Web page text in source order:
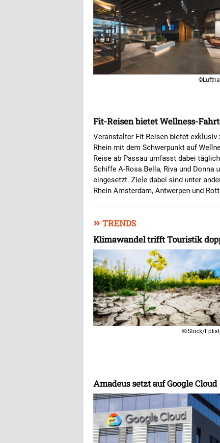
Fit-Reisen bietet Wellness-
Veranstalter Fit Reisen bietet exklusiv
Rhein mit dem Schwerpunkt auf
Reise ab Passau umfasst dabei
Schiffe A-Rosa Bella, Riva und Donna
eingesetzt. Ziele dabei sind unter
Rhein Amsterdam, Antwerpen und
» TRENDS
Klimawandel trifft Touristik
©iStock/
Amadeus setzt auf Google Cloud